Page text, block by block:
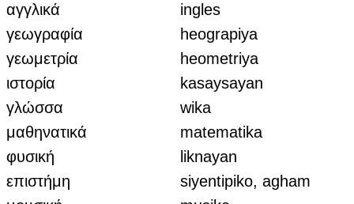
αγγλικά
ingles
γεωγραφία
heograpiya
γεωμετρία
heometriya
ιστορία
kasaysayan
γλώσσα
wika
μαθηνατικά
matematika
φυσική
liknayan
επιστήμη
siyentipiko, agham